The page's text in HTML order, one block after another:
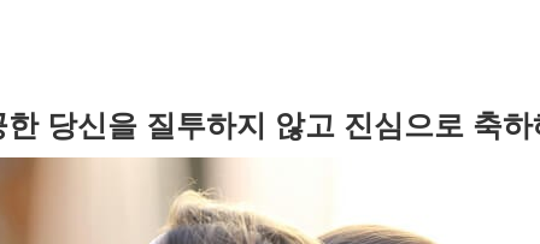
한 당신을 질투하지 않고 진심으로 축하